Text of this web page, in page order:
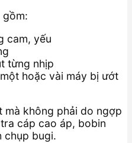
gồm:
cam, yếu
từng nhịp
hoặc vài máy bị ướt
mà không phải do ngợp
cáp cao áp, bobin
chụp bugi.